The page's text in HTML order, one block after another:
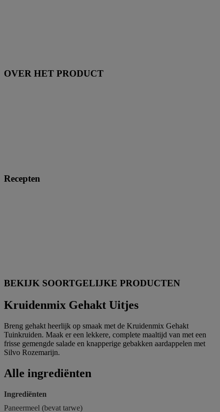
OVER HET PRODUCT
Recepten
BEKIJK SOORTGELIJKE PRODUCTEN
Kruidenmix Gehakt Uitjes
Breng gehakt heerlijk op smaak met de Kruidenmix Gehakt
Tuinkruiden. Maak er een lekkere, complete maaltijd van met een
frisse gemengde salade en knapperige gebakken aardappelen met
Silvo Rozemarijn.
Alle ingrediënten
Ingrediënten
Paneermeel (bevat tarwe)